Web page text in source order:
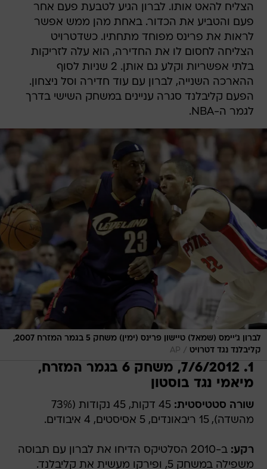
הצליח להאט אותו. לברון הגיע לטבעת פעם אחר
פעם והטביע את הכדור. באחת מהן ממש אפשר
לראות את פרינס מפוחד מתחתיו. כשדטרויט
הצליחה לחסום לו את החדירה, הוא עלה לזריקות
בלתי אפשריות וקלע גם אותן. 2 שניות לסוף
ההארכה השנייה, לברון עם עוד חדירה וסל ניצחון.
הפעם קליבלנד סגרה עניינים במשחק השישי בדרך
לגמר ה-NBA.
לברון ג'יימס (שמאל) טיישון פרינס (ימין) משחק 5 בגמר המזרח 2007,
קליבלנד נגד דטרויט /
AP
1. 7/6/2012, משחק 6 בגמר המזרח,
מיאמי נגד בוסטון
שורה סטטיסטית:
45 דקות, 45 נקודות (73%
מהשדה), 15 ריבאונדים, 5 אסיסטים, 4 איבודים.
רקע:
ב-2010 הסלטיקס הדיחו את לברון עם תבוסה
משפילה במשחק 5, ופירקו מעשית את קליבלנד.